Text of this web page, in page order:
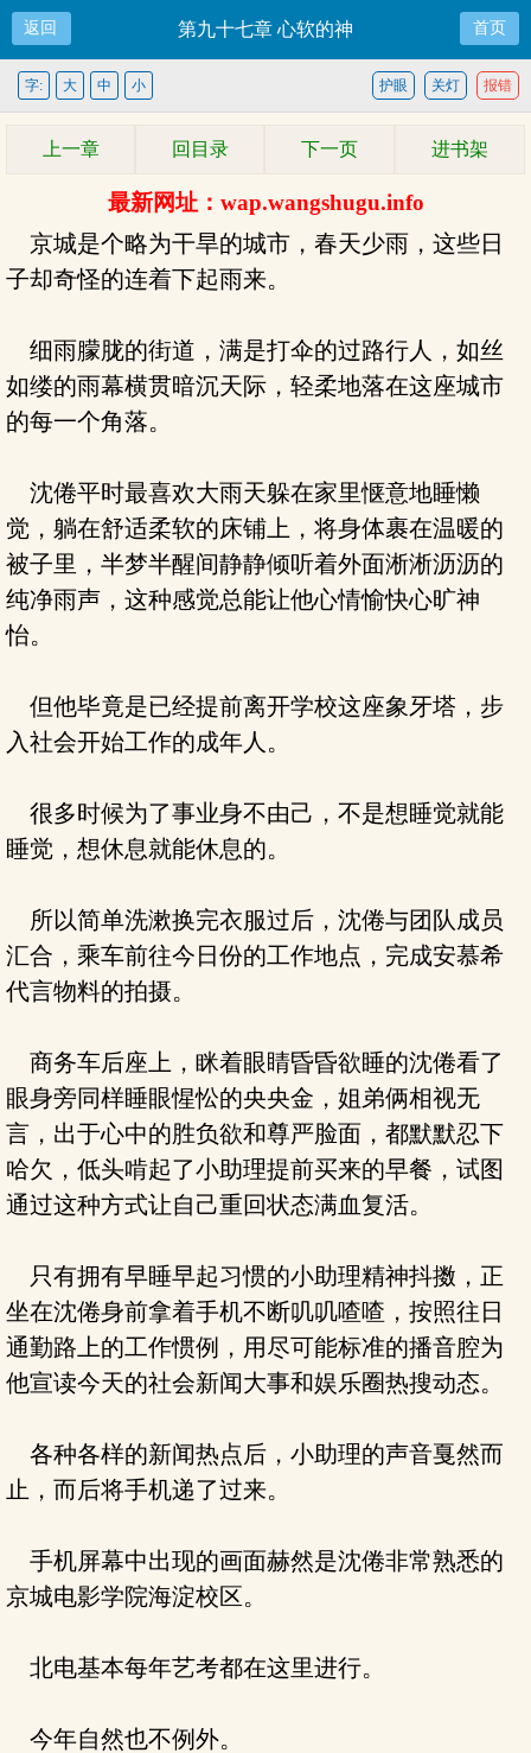
返回 第九十七章 心软的神 首页
报错
关灯
护眼
字: 大 中 小
上一章 回目录 下一页 进书架
最新网址：wap.wangshugu.info
京城是个略为干旱的城市，春天少雨，这些日
子却奇怪的连着下起雨来。
细雨朦胧的街道，满是打伞的过路行人，如丝
如缕的雨幕横贯暗沉天际，轻柔地落在这座城市
的每一个角落。
沈倦平时最喜欢大雨天躲在家里惬意地睡懒
觉，躺在舒适柔软的床铺上，将身体裹在温暖的
被子里，半梦半醒间静静倾听着外面淅淅沥沥的
纯净雨声，这种感觉总能让他心情愉快心旷神
怡。
但他毕竟是已经提前离开学校这座象牙塔，步
入社会开始工作的成年人。
很多时候为了事业身不由己，不是想睡觉就能
睡觉，想休息就能休息的。
所以简单洗漱换完衣服过后，沈倦与团队成员
汇合，乘车前往今日份的工作地点，完成安慕希
代言物料的拍摄。
商务车后座上，眯着眼睛昏昏欲睡的沈倦看了
眼身旁同样睡眼惺忪的央央金，姐弟俩相视无
言，出于心中的胜负欲和尊严脸面，都默默忍下
哈欠，低头啃起了小助理提前买来的早餐，试图
通过这种方式让自己重回状态满血复活。
只有拥有早睡早起习惯的小助理精神抖擞，正
坐在沈倦身前拿着手机不断叽叽喳喳，按照往日
通勤路上的工作惯例，用尽可能标准的播音腔为
他宣读今天的社会新闻大事和娱乐圈热搜动态。
各种各样的新闻热点后，小助理的声音戛然而
止，而后将手机递了过来。
手机屏幕中出现的画面赫然是沈倦非常熟悉的
京城电影学院海淀校区。
北电基本每年艺考都在这里进行。
今年自然也不例外。